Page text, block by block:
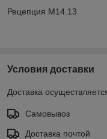
Рецепция М14.13
Условия доставки
Доставка
Самовывоз
Доставка почтой